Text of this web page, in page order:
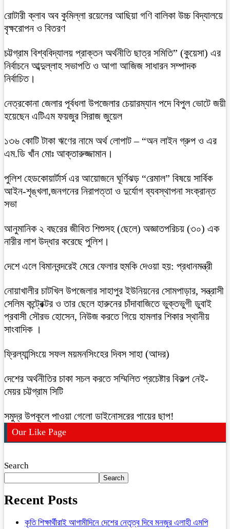
রোটারী ক্লাব অব কুমিল্লা রয়েলের আছিয়া গণি বালিকা উচ্চ বিদ্যালয়ে
বৃক্ষরোপন ও বিতরণ
চট্টগ্রাম বিশ্ববিদ্যালয় প্রাক্তন অর্থনীতি ছাত্র সমিতি” (কুয়েসা) এর
নির্বাচনে আব্দুল্লাহ সভাপতি ও আগা আজিজ সাধারন সম্পাদক
নির্বাচিত।
নেত্রকোনা জেলার পূর্বধলা উপজেলার চেয়ারম্যান পদে বিপুল ভোটে জয়ী
হয়েছেন এটিএম ফয়জুর সিরাজ জুয়েল
১৩৬ কোটি টাকা ঋণের নামে অর্থ লোপাট – “অন লাইন গ্রুপ ও এর
এম.ডি খাঁন মোঃ আক্তারুজ্জামান।
পুলিশ হেডকোয়ার্টার্স এর আয়োজনে ঘূর্ণিঝড় “রেমাল” বিষয়ে সার্বিক
আইন-শৃঙ্খলা,জনগনের নিরাপত্তা ও দুর্যোগ ব্যবস্থাপনা সংক্রান্ত
সভা
আনুমানিক ২ বছরের জীবিত শিশুসহ (ছেলে) অজ্ঞাতপরিচয় (৩০) এক
নারীর লাশ উদ্ধার করেছে পুলিশ।
দেশে এলে বিমানবন্দরেই মেরে ফেলার হুমকি দেওয়া হয়: প্রধানমন্ত্রী
নোয়াখালীর চাটখিল উপজেলার সাহাপুর ইউনিয়নের সোমপাড়ার, সন্ত্রাসী
সেলিম কন্ট্রেক্টর ও তার ছেলে হারুনের চাঁদাবাজিতে ভুক্তভুগী ডুবাই
প্রবাসী সৌরভ হোসেন, নিউজ করতে গিয়ে হামলার শিকার স্থানীয়
সাংবাদিক ।
ফ্রিল্যান্সিংয়ে সফল ময়মনসিংহের দিবস সাহা (আদর)
দেশের অর্থনীতির চাকা সচল করতে সম্মিলিত প্রচেষ্টার বিকল্প নেই-
মেয়র চট্টগ্রাম সিটি
সমুদ্র উপকূলে পাওয়া গেলো ডাইনোসরের পায়ের ছাপ!
Our Like Page
Search
Search
Recent Posts
কৃতি শিক্ষার্থীরাই আগামীদিনে দেশের নেতৃত্ব দিবে মনজুর এলাহী এমপি